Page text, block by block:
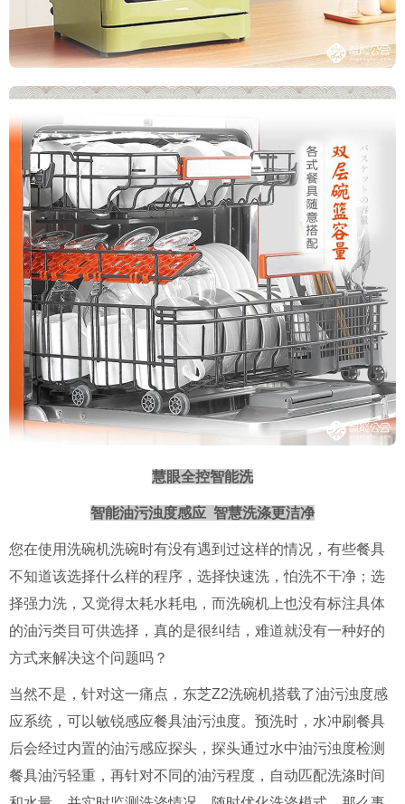
慧眼全控智能洗
智能油污浊度感应 智慧洗涤更洁净
您在使用洗碗机洗碗时有没有遇到过这样的情况，有些餐具
不知道该选择什么样的程序，选择快速洗，怕洗不干净；选
择强力洗，又觉得太耗水耗电，而洗碗机上也没有标注具体
的油污类目可供选择，真的是很纠结，难道就没有一种好的
方式来解决这个问题吗？
当然不是，针对这一痛点，东芝Z2洗碗机搭载了油污浊度感
应系统，可以敏锐感应餐具油污浊度。预洗时，水冲刷餐具
后会经过内置的油污感应探头，探头通过水中油污浊度检测
餐具油污轻重，再针对不同的油污程度，自动匹配洗涤时间